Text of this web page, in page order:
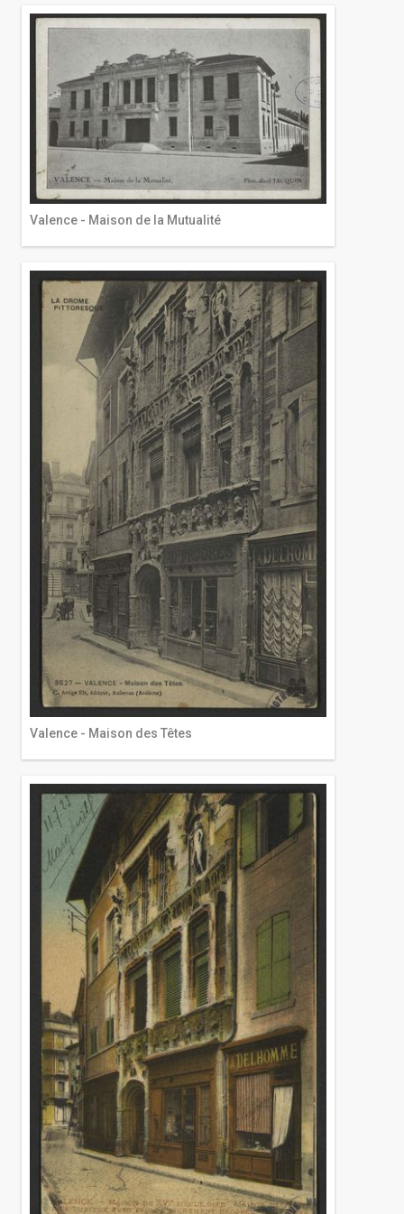
Valence - Maison de la Mutualité
Valence - Maison des Têtes